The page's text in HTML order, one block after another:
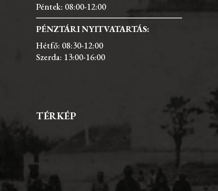
Péntek: 08:00-12:00
PÉNZTÁRI NYITVATARTÁS:
Hétfő: 08:30-12:00
Szerda: 13:00-16:00
TÉRKÉP